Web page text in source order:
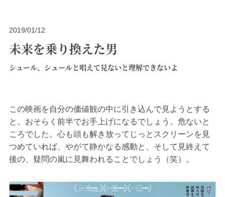
2019/01/12
未来を乗り換えた男
シュール、シュールと唱えて見ないと理解できないよ
この映画を自分の価値観の中に引き込んで見ようとする
と、おそらく前半でお手上げになるでしょう。危ないと
ころでした。心も頭も解き放ってじっとスクリーンを見
つめていれば、やがて静かなる感動と、そして見終えて
後の、疑問の嵐に見舞われることでしょう（笑）。